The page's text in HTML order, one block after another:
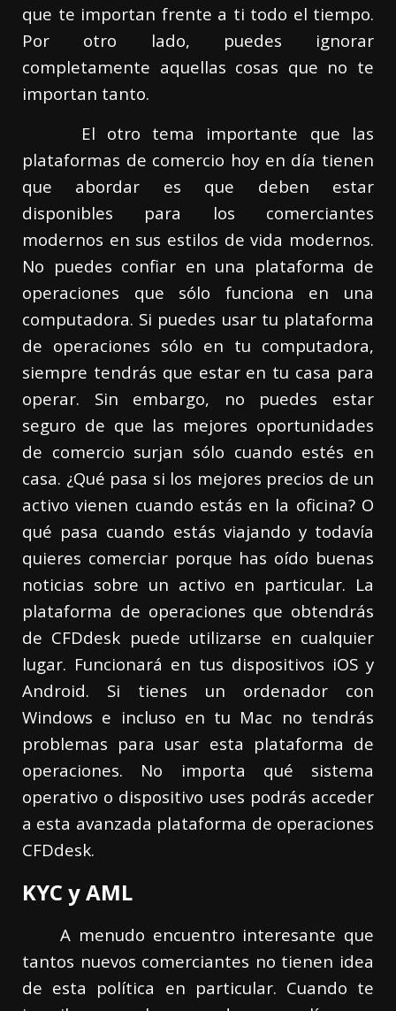
que te importan frente a ti todo el tiempo.
Por otro lado, puedes ignorar
completamente aquellas cosas que no te
importan tanto.
El otro tema importante que las
plataformas de comercio hoy en día tienen
que abordar es que deben estar
disponibles para los comerciantes
modernos en sus estilos de vida modernos.
No puedes confiar en una plataforma de
operaciones que sólo funciona en una
computadora. Si puedes usar tu plataforma
de operaciones sólo en tu computadora,
siempre tendrás que estar en tu casa para
operar. Sin embargo, no puedes estar
seguro de que las mejores oportunidades
de comercio surjan sólo cuando estés en
casa. ¿Qué pasa si los mejores precios de un
activo vienen cuando estás en la oficina? O
qué pasa cuando estás viajando y todavía
quieres comerciar porque has oído buenas
noticias sobre un activo en particular. La
plataforma de operaciones que obtendrás
de CFDdesk puede utilizarse en cualquier
lugar. Funcionará en tus dispositivos iOS y
Android. Si tienes un ordenador con
Windows e incluso en tu Mac no tendrás
problemas para usar esta plataforma de
operaciones. No importa qué sistema
operativo o dispositivo uses podrás acceder
a esta avanzada plataforma de operaciones
CFDdesk.
KYC y AML
A menudo encuentro interesante que
tantos nuevos comerciantes no tienen idea
de esta política en particular. Cuando te